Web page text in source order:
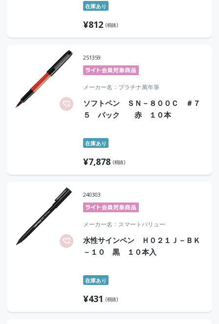
在庫あり
¥812 (税抜)
251359
メーカー名 プラチナ萬年筆
ソフトペン ＳＮ－８００Ｃ ＃７
５ パック 赤 １０本
在庫あり
¥7,878 (税抜)
240303
メーカー名 スマートバリュー
水性サインペン Ｈ０２１Ｊ－ＢＫ
－１０ 黒 １０本入
在庫あり
¥431 (税抜)